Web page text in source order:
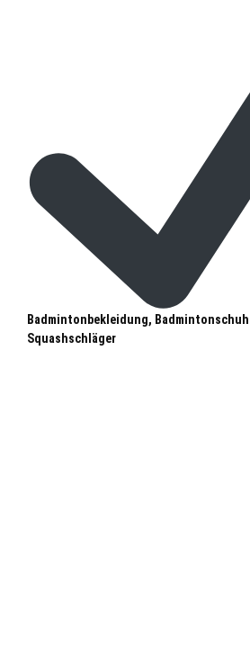
Badmintonbekleidung,
Squashschläger